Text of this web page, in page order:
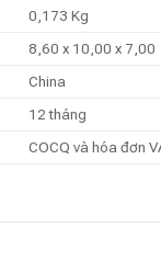
0,173 Kg
8,60 x 10,00 x 7,00
China
12 tháng
COCQ và hóa đơn